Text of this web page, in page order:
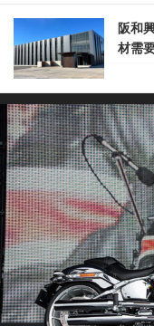
阪和
材需